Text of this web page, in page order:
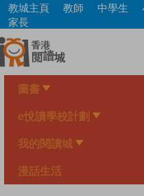
Skip
main
content
教城主頁 教師 中學生
家長
圖書
e悅讀學校計劃
我的閱讀城
漫話生活